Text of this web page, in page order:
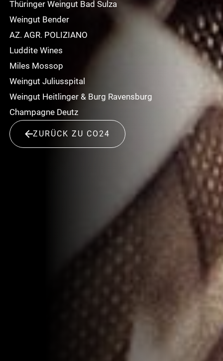
Thüringer Weingut Bad Sulza
Weingut Bender
AZ. AGR. POLIZIANO
Luddite Wines
Miles Mossop
Weingut Juliusspital
Weingut Heitlinger & Burg Ravensburg
Champagne Deutz
ZURÜCK ZU CO24